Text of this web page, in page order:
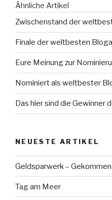
Ähnliche Artikel
Zwischenstand der
Finale der weltbesten
Eure Meinung zur
Nominiert als weltbester
Das hier sind die Gewinner
NEUESTE ARTIKEL
Geldsparwerk –
Tag am Meer